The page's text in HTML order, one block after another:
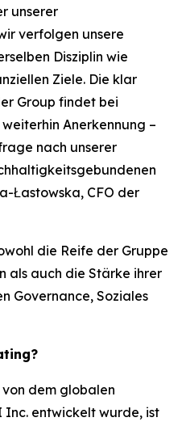
unserer
verfolgen unsere
Disziplin wie
Ziele. Die klar
Group findet bei
Anerkennung –
nach unserer
Łastowska, CFO der
die Reife der Gruppe
als auch die Stärke ihrer
Governance, Soziales
von dem globalen
Inc. entwickelt wurde, ist